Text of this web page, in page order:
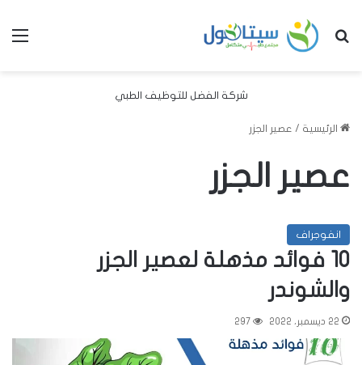
بحث عن
شركة الفضل للتوظيف الطبي
الرئيسية / عصير الجزر
عصير الجزر
انفوجراف
10 فوائد مذهلة لعصير الجزر
والشوندر
22 ديسمبر، 2022 297